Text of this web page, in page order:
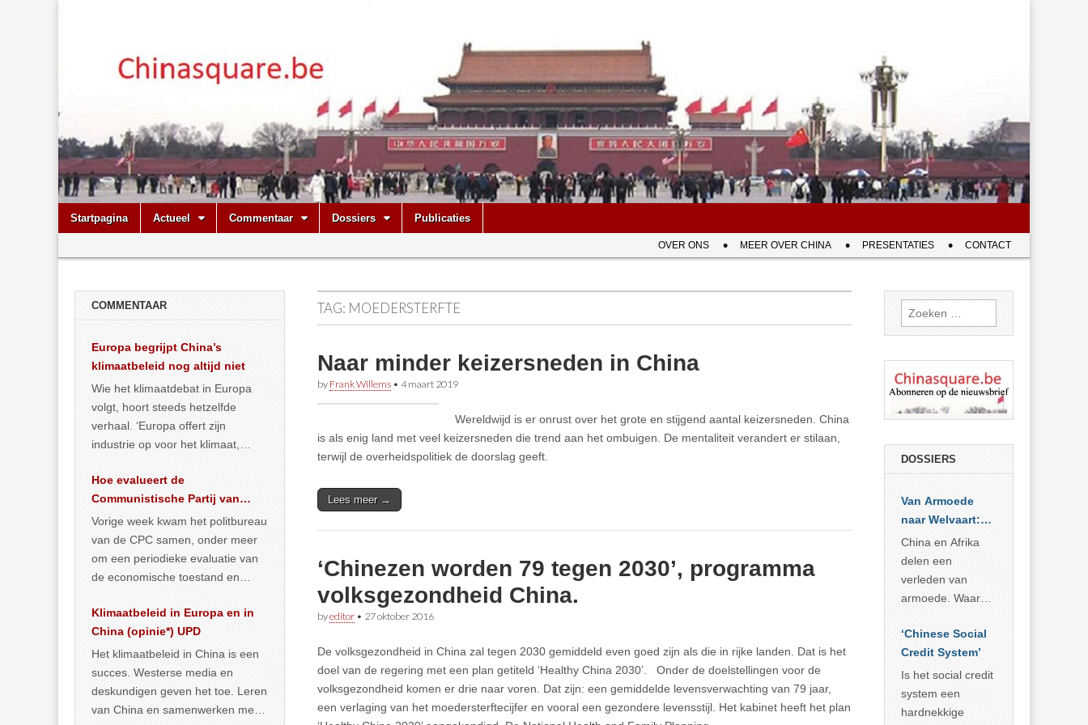
Chinasquare.be
Main
menu
Skip
Startpagina Actueel Commentaar Dossiers Publicaties
menu
OVER ONS MEER OVER CHINA PRESENTATIES CONTACT
TAG: MOEDERSTERFTE
Naar minder keizersneden in China
by Frank Willems • 4 maart 2019
Wereldwijd is er onrust over het grote en stijgend aantal keizersneden. China
is als enig land met veel keizersneden die trend aan het ombuigen. De mentaliteit verandert er stilaan,
terwijl de overheidspolitiek de doorslag geeft.
Lees meer →
‘Chinezen worden 79 tegen 2030’, programma
volksgezondheid China.
byeditor • 27 oktober 2016
De volksgezondheid in China zal tegen 2030 gemiddeld even goed zijn als die in rijke landen. Dat is het
doel van de regering met een plan getiteld ‘Healthy China 2030’. Onder de doelstellingen voor de
volksgezondheid komen er drie naar voren. Dat zijn: een gemiddelde levensverwachting van 79 jaar,
een verlaging van het moedersterftecijfer en vooral een gezondere levensstijl. Het kabinet heeft het plan
COMMENTAAR
Europa begrijpt China’s
klimaatbeleid nog altijd niet
Wie het klimaatdebat in Europa
volgt, hoort steeds hetzelfde
verhaal. ‘Europa offert zijn
industrie op voor het klimaat,
vergroening… >> lees meer
Hoe evalueert de
Communistische Partij van
China de economische
toestand?
Vorige week kwam het politbureau
van de CPC samen, onder meer
om een periodieke evaluatie van
de economische toestand en
publiceerden… >> lees meer
Klimaatbeleid in Europa en in
China (opinie*) UPD
Het klimaatbeleid in China is een
succes. Westerse media en
deskundigen geven het toe. Leren
van China en samenwerken met
Zoeken
naar:
DOSSIERS
Van Armoede
naar Welvaart:
Wat Afrika kan
leren van
China’s
economisch
China en Afrika
delen een
verleden van
armoede. Waar
voorbije veertig
jaar in slaagde
meer dan 800
miljoen mensen
uit de armoede
‘Chinese Social
Credit System’
Is het social credit
system een
hardnekkige